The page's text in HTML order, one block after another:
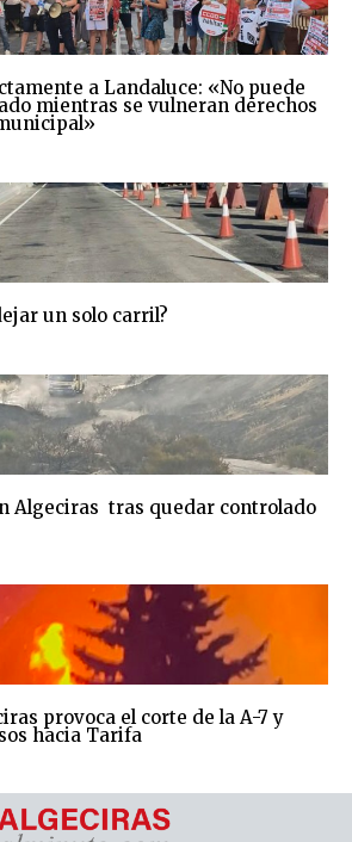
a Landaluce: «No puede
mientras se vulneran derechos
un solo carril?
Algeciras tras quedar controlado
provoca el corte de la A-7 y
hacia Tarifa